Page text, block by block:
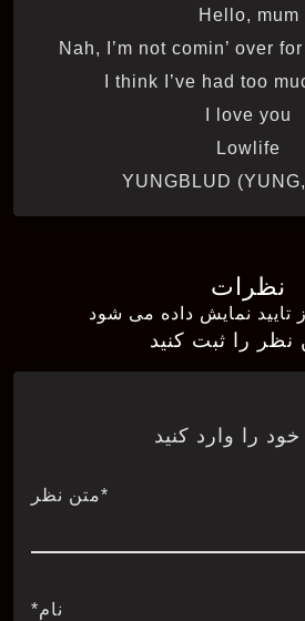
Hello, mum
Nah, I’m not comin’ over
I think I’ve had too
I love you
Lowlife
YUNGBLUD
نظرات
نمایش داده می شود
نظر را ثبت کنید
را وارد کنید
*متن نظر
نام*